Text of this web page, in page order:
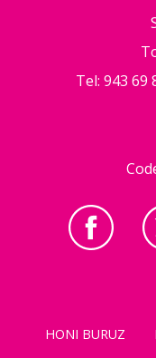
Tel: 943 69
HONI BURUZ